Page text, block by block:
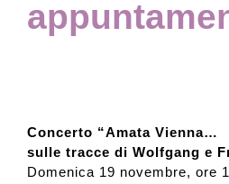
Collezione
Accessibilità
Concerto “Amata Vienna…
sulle tracce di Wolfgang e
Domenica 19 novembre, ore